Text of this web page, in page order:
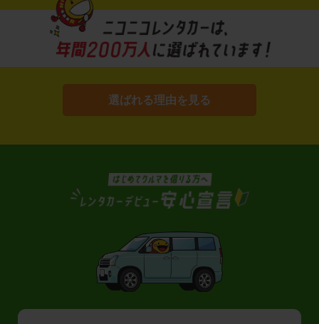
選ばれる理由を見る